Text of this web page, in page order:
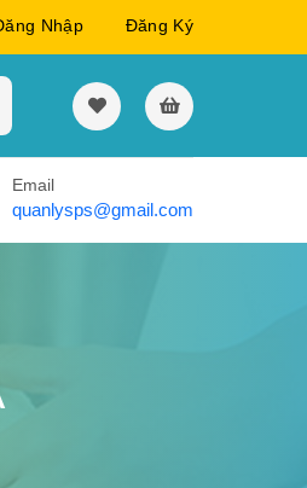
Nhập Đăng Ký
Email
quanlysps@gmail.com